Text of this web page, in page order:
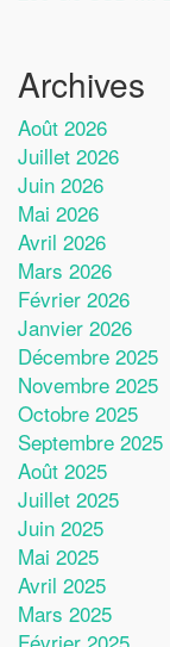
Archives
Août 2026
Juillet 2026
Juin 2026
Mai 2026
Avril 2026
Mars 2026
Février 2026
Janvier 2026
Décembre 2025
Novembre 2025
Octobre 2025
Septembre 2025
Août 2025
Juillet 2025
Juin 2025
Mai 2025
Avril 2025
Mars 2025